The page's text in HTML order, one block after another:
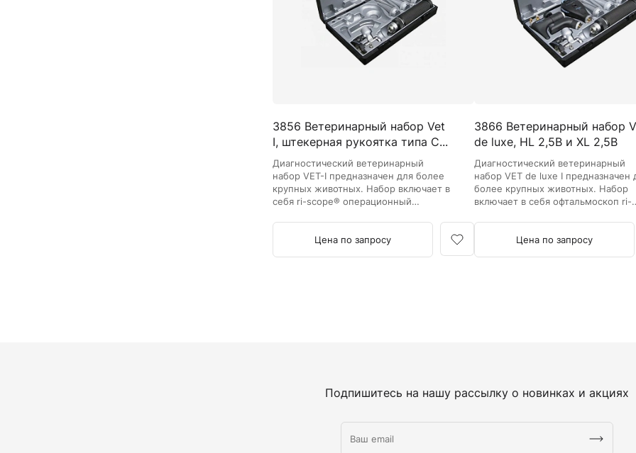
3856 Ветеринарный набор Vet
I, штекерная рукоятка типа C...
Диагностический ветеринарный
набор VET-I предназначен для более
крупных животных. Набор включает в
себя ri-scope® операционный
Цена по запросу
3866 Ветеринарный набор
de luxe, HL 2,5В и XL 2,5В
Диагностический ветеринарный
набор VET de luxe I предназначен
более крупных животных. Набор
включает в себя офтальмоскоп ri-
Цена по запросу
Подпишитесь на нашу рассылку о новинках и акциях